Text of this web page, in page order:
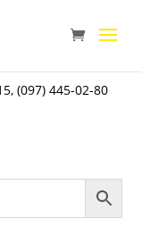
,(097) 445-02-80